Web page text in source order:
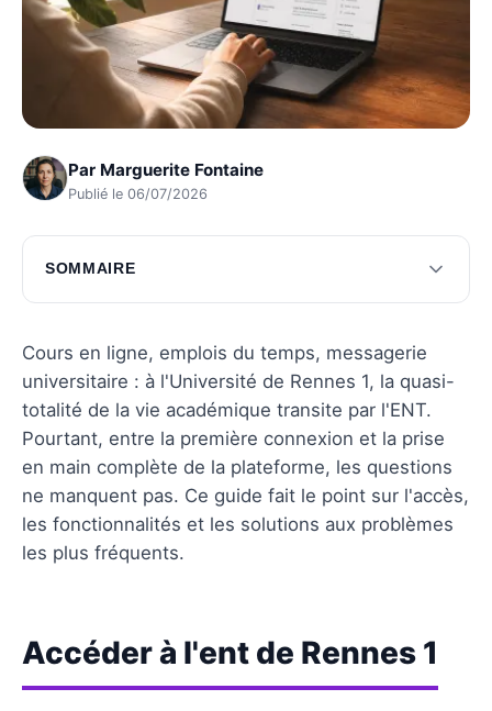
Par Marguerite Fontaine
Publié le 06/07/2026
SOMMAIRE
Accéder à l'ent de Rennes 1
Fonctionnalités principales de l'ent
Résolution des problèmes de connexion
Support et assistance pour l'ent
Questions fréquentes
Cours en ligne, emplois du temps, messagerie
universitaire : à l'Université de Rennes 1, la quasi-
totalité de la vie académique transite par l'ENT.
Pourtant, entre la première connexion et la prise
en main complète de la plateforme, les questions
ne manquent pas. Ce guide fait le point sur l'accès,
les fonctionnalités et les solutions aux problèmes
les plus fréquents.
Accéder à l'ent de Rennes 1